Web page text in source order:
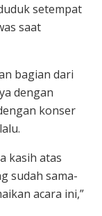
setempat
saat
bagian dari
dengan
konser
kasih atas
sudah sama-
acara ini,”